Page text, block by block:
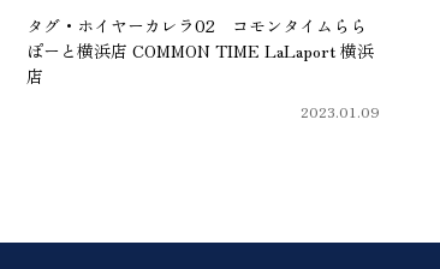
タグ・ホイヤーカレラ02 コモンタイムらら
ぽーと横浜店 COMMON TIME LaLaport 横浜
店
2023.01.09